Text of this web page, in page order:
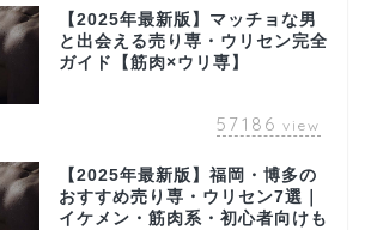
【2025年最新版】マッチョな男
と出会える売り専・ウリセン完全
ガイド【筋肉×ウリ専】
57186 view
【2025年最新版】福岡・博多の
おすすめ売り専・ウリセン7選｜
イケメン・筋肉系・初心者向けも